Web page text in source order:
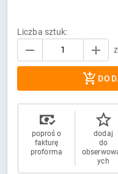
Liczba sztuk:
poproś o
fakturę
proforma
dodaj
do
ych